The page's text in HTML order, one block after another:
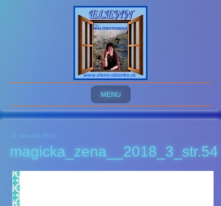
MENU
12. januára 2021
magicka_zena__2018_3_str.54